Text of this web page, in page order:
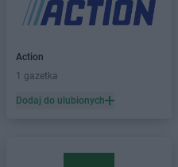
Action
1 gazetka
Dodaj do ulubionych